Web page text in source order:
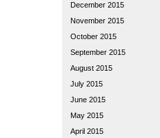
December 2015
November 2015
October 2015
September 2015
August 2015
July 2015
June 2015
May 2015
April 2015